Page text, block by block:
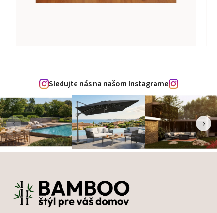
Sledujte nás na našom Instagrame
‹ ›